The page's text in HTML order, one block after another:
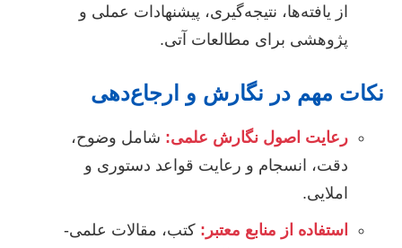
از یافته‌ها، نتیجه‌گیری، پیشنهادات عملی و
پژوهشی برای مطالعات آتی.
نکات مهم در نگارش و ارجاع‌دهی
رعایت اصول نگارش علمی: شامل وضوح،
دقت، انسجام و رعایت قواعد دستوری و
املایی.
استفاده از منابع معتبر: کتب، مقالات علمی-